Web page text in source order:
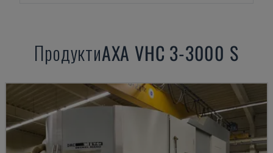
ПродуктиAXA VHC 3-3000 S